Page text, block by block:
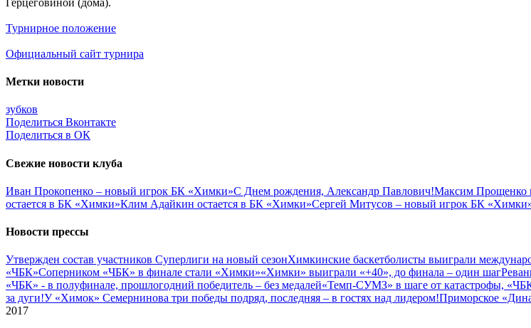
Турнирное положение
Официальный сайт турнира
Метки новости
зубков
Поделиться Вконтакте
Поделиться в ОК
Свежие новости клуба
Иван Прокопенко – новый игрок БК «Химки»С Днем рождения, Александр Павлович!Максим Прощенко
остается в БК «Химки»Клим Адайкин остается в БК «Химки»Сергей Митусов – новый игрок БК
Новости прессы
Утвержден состав участников Cуперлиги на новый сезонХимкинские баскетболисты выиграли
«ЧБК»Соперником «ЧБК» в финале стали «Химки»«Химки» выиграли «+40», до финала – один шаг
«ЧБК» - в полуфинале, прошлогодний победитель – без медалей«Темп-СУМЗ» в шаге от катастрофы,
за дуги!У «Химок» Семернинова три победы подряд, последняя – в гостях над лидером!Приморское
2017